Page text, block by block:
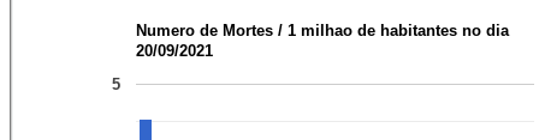
Numero de Mortes / 1 milhao de habitantes no dia
20/09/2021
5